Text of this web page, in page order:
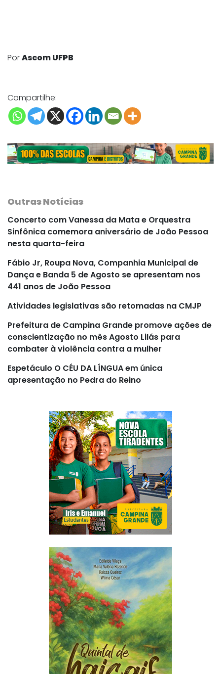
PorAscom UFPB
Compartilhe:
Outras Notícias
Concerto com Vanessa da Mata e Orquestra
Sinfônica comemora aniversário de João Pessoa
nesta quarta-feira
Fábio Jr, Roupa Nova, Companhia Municipal de
Dança e Banda 5 de Agosto se apresentam nos
441 anos de João Pessoa
Atividades legislativas são retomadas na CMJP
Prefeitura de Campina Grande promove ações de
conscientização no mês Agosto Lilás para
combater à violência contra a mulher
Espetáculo O CÉU DA LÍNGUA em única
apresentação no Pedra do Reino